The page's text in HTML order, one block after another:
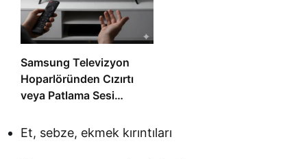
Samsung Televizyon
Hoparlöründen Cızırtı
veya Patlama Sesi
Et, sebze, ekmek kırıntıları